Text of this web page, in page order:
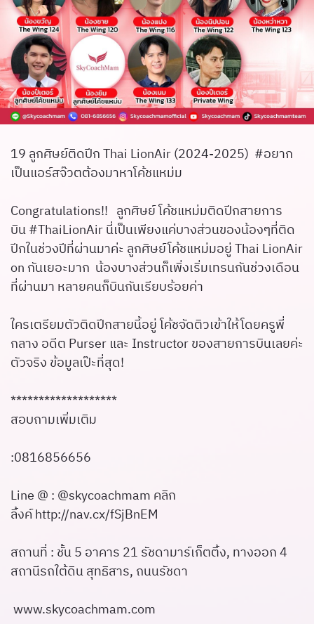
19 ลูกศิษย์ติดปีกThai LionAir(2024-2025) #อยาก
เป็นแอร์สจ๊วตต้องมาหาโค้ชแหม่ม
Congratulations!! ลูกศิษย์ โค้ชแหม่มติดปีกสายการ
บิน #ThaiLionAir นี่เป็นเพียงแค่บางส่วนของน้องๆที่ติด
ปีกในช่วงปีที่ผ่านมาค่ะ ลูกศิษย์โค้ชแหม่มอยู่Thai LionAir
on กันเยอะมาก น้องบางส่วนก็เพิ่งเริ่มเทรนกันช่วงเดือน
ที่ผ่านมา หลายคนก็บินกันเรียบร้อยค่า
ใครเตรียมตัวติดปีกสายนี้อยู่ โค้ชจัดติวเข้าให้โดยครูพี่
กลาง อดีต Purser และ Instructor ของสายการบินเลยค่ะ
ตัวจริง ข้อมูลเป๊ะที่สุด!
*******************
สอบถามเพิ่มเติม
:0816856656
Line @ : @skycoachmam คลิก
ลิ้งค์http://nav.cx/fSjBnEM
สถานที่ : ชั้น 5 อาคาร 21 รัชดามาร์เก็ตติ้ง, ทางออก 4
สถานีรถใต้ดิน สุทธิสาร, ถนนรัชดา
www.skycoachmam.com